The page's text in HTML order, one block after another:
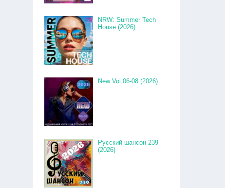
NRW: Summer Tech
House (2026)
New Vol.06-08 (2026)
Русский шансон 239
(2026)